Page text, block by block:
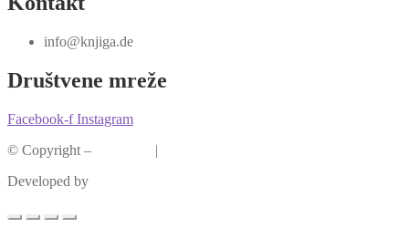
info@knjiga.de
Društvene mreže
Facebook-f Instagram
© Copyright –
|
Developed by